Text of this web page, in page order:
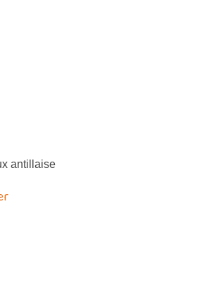
antillaise